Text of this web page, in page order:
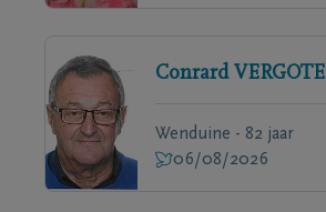
Conrard VERGOTE
Wenduine - 82 jaar
06/08/2026